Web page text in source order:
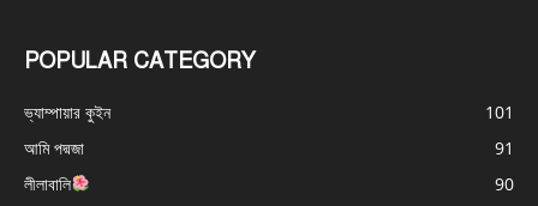
POPULAR CATEGORY
ভ্যাম্পায়ার কুইন
101
আমি পদ্মজা
91
লীলাবালি
90